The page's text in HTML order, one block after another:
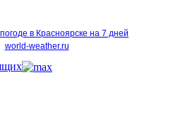
в Красноярске на 7 дней
world-weather.ru